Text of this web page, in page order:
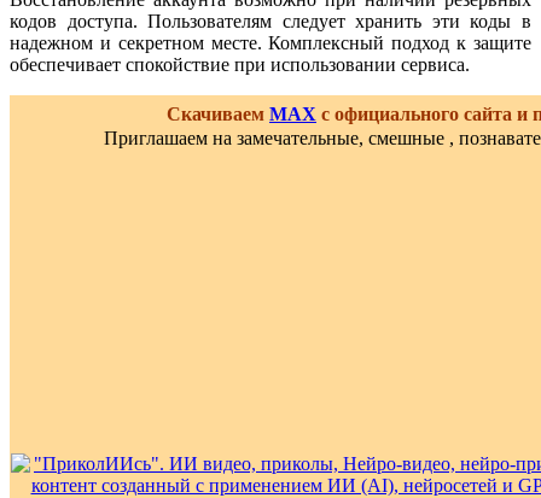
кодов доступа. Пользователям следует хранить эти коды в
надежном и секретном месте. Комплексный подход к защите
обеспечивает спокойствие при использовании сервиса.
Скачиваем MAX с официального сайта
Приглашаем на замечательные, смешные ,